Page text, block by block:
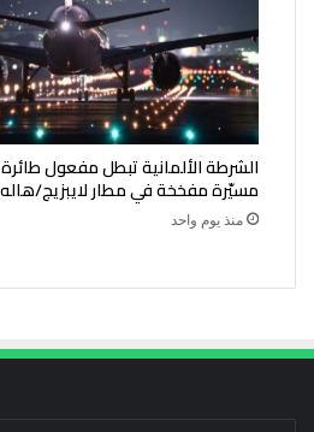
الشرطة الألمانية تبطل مفعول طائرة
مسيّرة مفخخة في مطار لايبزيج/هاله
منذ يوم واحد